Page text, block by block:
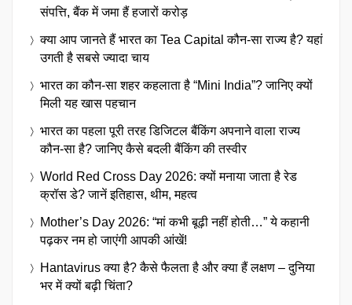
संपत्ति, बैंक में जमा हैं हजारों करोड़
क्या आप जानते हैं भारत का Tea Capital कौन-सा राज्य है? यहां
उगती है सबसे ज्यादा चाय
भारत का कौन-सा शहर कहलाता है “Mini India”? जानिए क्यों
मिली यह खास पहचान
भारत का पहला पूरी तरह डिजिटल बैंकिंग अपनाने वाला राज्य
कौन-सा है? जानिए कैसे बदली बैंकिंग की तस्वीर
World Red Cross Day 2026: क्यों मनाया जाता है रेड
क्रॉस डे? जानें इतिहास, थीम, महत्व
Mother’s Day 2026: “मां कभी बूढ़ी नहीं होती…” ये कहानी
पढ़कर नम हो जाएंगी आपकी आंखें!
Hantavirus क्या है? कैसे फैलता है और क्या हैं लक्षण – दुनिया
भर में क्यों बढ़ी चिंता?